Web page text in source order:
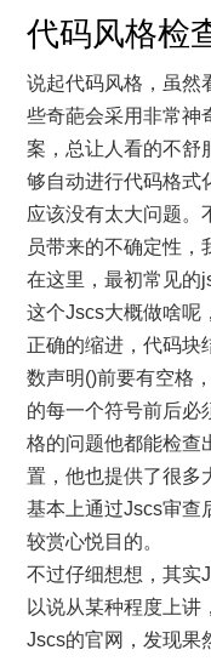
代码风格检
说起代码风格，虽然
些奇葩会采用非常神
案，总让人看的不舒
够自动进行代码格式
应该没有太大问题。
员带来的不确定性，
在这里，最初常见的
这个Jscs大概做啥呢
正确的缩进，代码块
数声明()前要有空格
的每一个符号前后必
格的问题他都能检查
置，他也提供了很多
基本上通过Jscs审查
较赏心悦目的。
不过仔细想想，其实
以说从某种程度上
Jscs的官网，发现果